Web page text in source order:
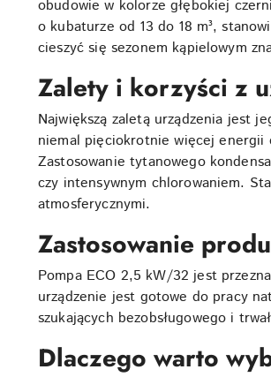
obudowie w kolorze głębokiej
o kubaturze od 13 do 18 m³,
cieszyć się sezonem kąpielowym
Zalety i korzyści z
Największą zaletą urządzenia jest
niemal pięciokrotnie więcej energii
Zastosowanie tytanowego
czy intensywnym chlorowaniem.
atmosferycznymi.
Zastosowanie
Pompa ECO 2,5 kW/32 jest
urządzenie jest gotowe do pracy
szukających bezobsługowego i
Dlaczego warto